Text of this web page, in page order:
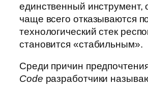
единственный инструмент,
чаще всего отказываются
технологический стек
становится «стабильным».
Среди причин
Code разработчики